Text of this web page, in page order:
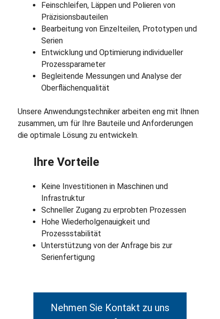
Feinschleifen, Läppen und Polieren von
Präzisionsbauteilen
Bearbeitung von Einzelteilen, Prototypen und
Serien
Entwicklung und Optimierung individueller
Prozessparameter
Begleitende Messungen und Analyse der
Oberflächenqualität
Unsere Anwendungstechniker arbeiten eng mit Ihnen
zusammen, um für Ihre Bauteile und Anforderungen
die optimale Lösung zu entwickeln.
Ihre Vorteile
Keine Investitionen in Maschinen und
Infrastruktur
Schneller Zugang zu erprobten Prozessen
Hohe Wiederholgenauigkeit und
Prozessstabilität
Unterstützung von der Anfrage bis zur
Serienfertigung
Nehmen Sie Kontakt zu uns